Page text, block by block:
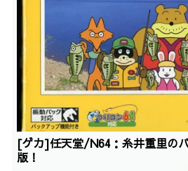
[ゲカ]任天堂/N64：糸井重里の
版！